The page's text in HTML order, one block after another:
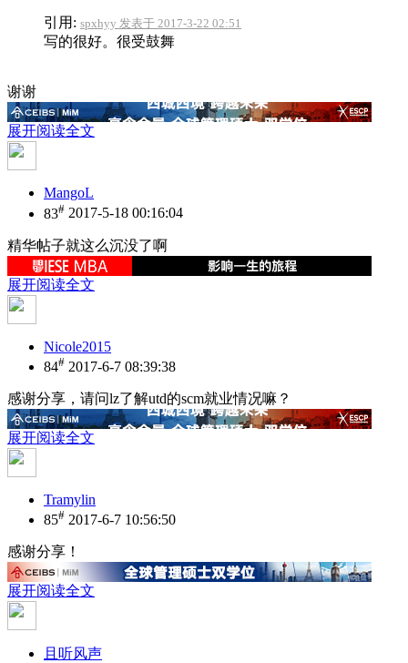
引用: spxhyy 发表于 2017-3-22 02:51
写的很好。很受鼓舞
谢谢
展开阅读全文
MangoL
83# 2017-5-18 00:16:04
精华帖子就这么沉没了啊
展开阅读全文
Nicole2015
84# 2017-6-7 08:39:38
感谢分享，请问lz了解utd的scm就业情况嘛？
展开阅读全文
Tramylin
85# 2017-6-7 10:56:50
感谢分享！
展开阅读全文
且听风声